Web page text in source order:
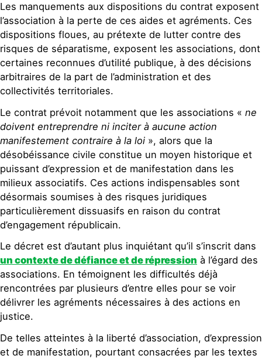
Les manquements aux dispositions du contrat exposent
l’association à la perte de ces aides et agréments. Ces
dispositions floues, au prétexte de lutter contre des
risques de séparatisme, exposent les associations, dont
certaines reconnues d’utilité publique, à des décisions
arbitraires de la part de l’administration et des
collectivités territoriales.
Le contrat prévoit notamment que les associations « ne
doivent entreprendre ni inciter à aucune action
manifestement contraire à la loi », alors que la
désobéissance civile constitue un moyen historique et
puissant d’expression et de manifestation dans les
milieux associatifs. Ces actions indispensables sont
désormais soumises à des risques juridiques
particulièrement dissuasifs en raison du contrat
d’engagement républicain.
Le décret est d’autant plus inquiétant qu’il s’inscrit dans
un contexte de défiance et de répression à l’égard des
associations. En témoignent les difficultés déjà
rencontrées par plusieurs d’entre elles pour se voir
délivrer les agréments nécessaires à des actions en
justice.
De telles atteintes à la liberté d’association, d’expression
et de manifestation, pourtant consacrées par les textes